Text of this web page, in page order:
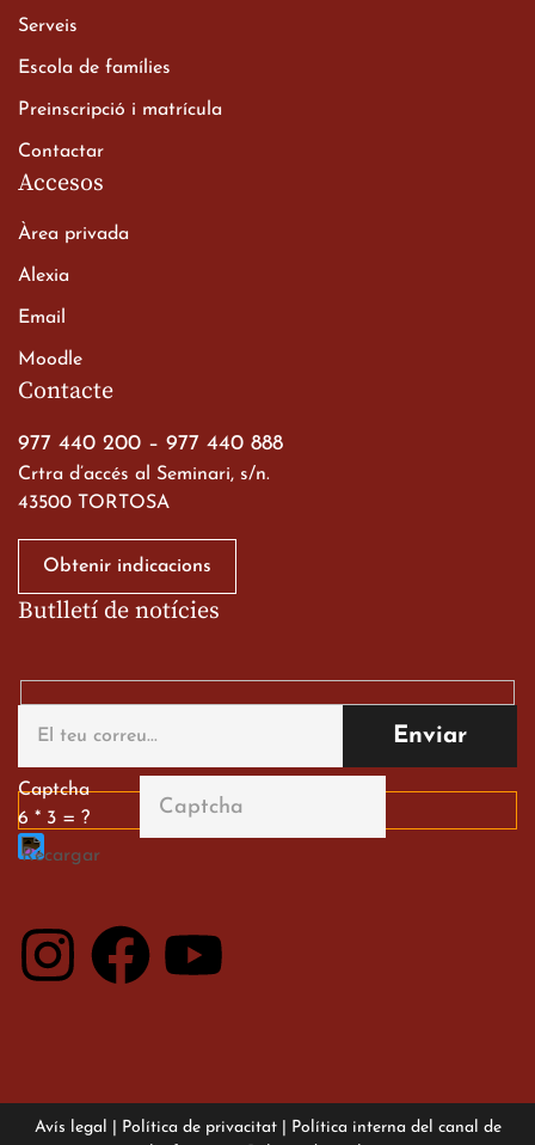
Xerrada del Sr. Bisbe als
Batxillerat
a les ciutats imperials
alumnes al Tortosa
English Festival
13 de març de 2026
Contacte
977 440 200 – 977 440 888
Crtra d’accés al Seminari, s/n.
43500 TORTOSA
Obtenir indicacions
Serveis
Escola de famílies
Preinscripció i matrícula
Contactar
Accesos
Àrea privada
Alexia
Email
Moodle
Butlletí de notícies
Captcha
6 * 3 = ?
Avís legal Política de privacitat| Política interna del canal de